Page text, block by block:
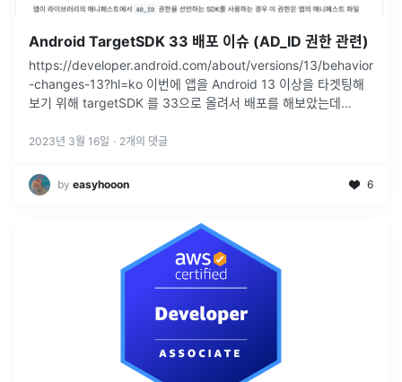
Android TargetSDK 33 배포 이슈 (AD_ID 권한 관련)
https://developer.android.com/about/versions/13/behavior
-changes-13?hl=ko 이번에 앱을 Android 13 이상을 타겟팅해
보기 위해 targetSDK 를 33으로 올려서 배포를 해보았는데
2023년 3월 16일 · 2개의 댓글
by easyhooon 6